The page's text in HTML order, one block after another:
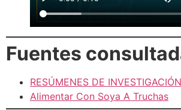
Fuentes
RESÚMENES DE
Alimentar Con Soya A Truchas